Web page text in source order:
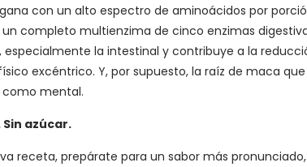
con un alto espectro de aminoácidos por
un completo multienzima de cinco enzimas
la intestinal y contribuye a la
excéntrico. Y, por supuesto, la raíz de maca
mental.
Sin azúcar.
receta, prepárate para un sabor más